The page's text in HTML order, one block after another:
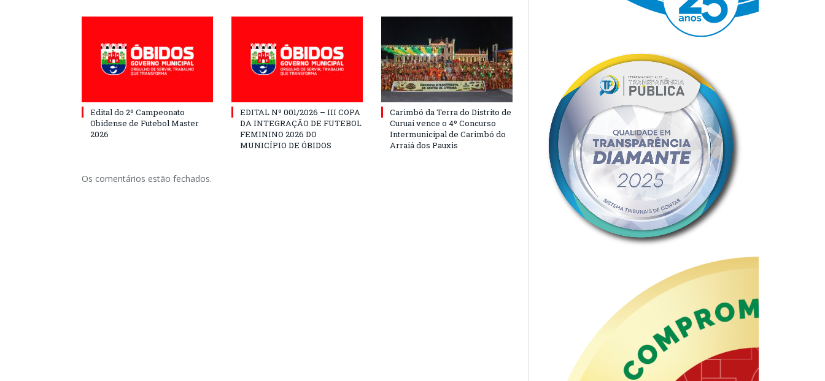
Edital do 2º Campeonato
Obidense de Futebol Master
2026
EDITAL Nº 001/2026 – III COPA
DA INTEGRAÇÃO DE FUTEBOL
FEMININO 2026 DO
MUNICÍPIO DE ÓBIDOS
Carimbó da Terra do Distrito de
Curuai vence o 4º Concurso
Intermunicipal de Carimbó do
Arraiá dos Pauxis
Os comentários estão fechados.